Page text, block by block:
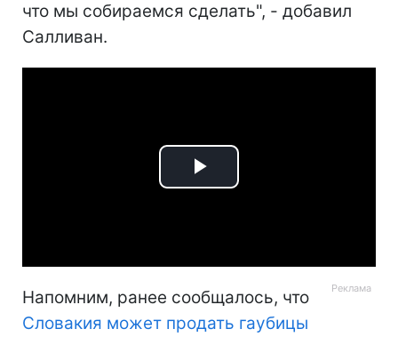
что мы собираемся сделать", - добавил
Салливан.
Play
Напомним, ранее сообщалось, что
Словакия может продать гаубицы